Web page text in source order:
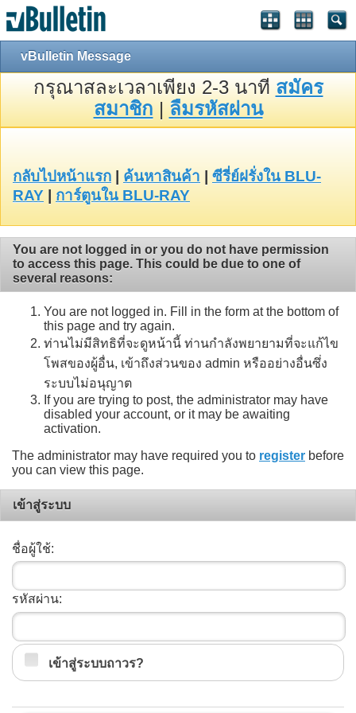
vBulletin Message
กรุณาสละเวลาเพียง 2-3 นาที สมัคร
สมาชิก | ลืมรหัสผ่าน
กลับไปหน้าแรก ค้นหาสินค้า
ซีรี่ย์ฝรั่งใน BLU-
RAY
การ์ตูนใน BLU-RAY
You are not logged in or you do not have permission
to access this page. This could be due to one of
several reasons:
You are not logged in. Fill in the form at the bottom of
this page and try again.
ท่านไม่มีสิทธิที่จะดูหน้านี้ ท่านกำลังพยายามที่จะแก้ไข
โพสของผู้อื่น, เข้าถึงส่วนของ admin หรืออย่างอื่นซึ่ง
ระบบไม่อนุญาต
If you are trying to post, the administrator may have
disabled your account, or it may be awaiting
activation.
The administrator may have required you to register before
you can view this page.
เข้าสู่ระบบ
ชื่อผู้ใช้:
รหัสผ่าน:
เข้าสู่ระบบถาวร?